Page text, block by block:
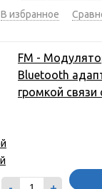
В избранное
FM -
Bluetooth
громкой